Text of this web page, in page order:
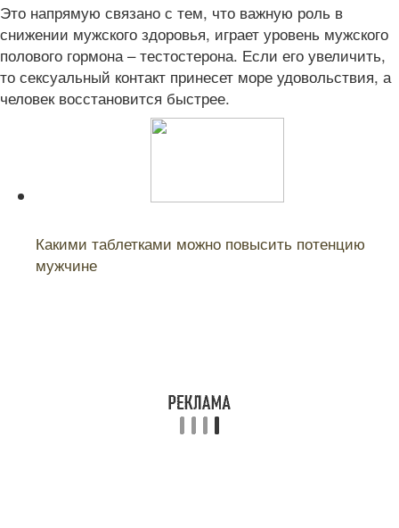
Это напрямую связано с тем, что важную роль в
снижении мужского здоровья, играет уровень мужского
полового гормона – тестостерона. Если его увеличить,
то сексуальный контакт принесет море удовольствия, а
человек восстановится быстрее.
Какими таблетками можно повысить потенцию
мужчине